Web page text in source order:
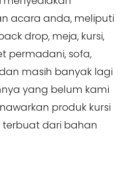
acara anda, meliputi
drop, meja, kursi,
permadani, sofa,
masih banyak lagi
yang belum kami
produk kursi
dari bahan